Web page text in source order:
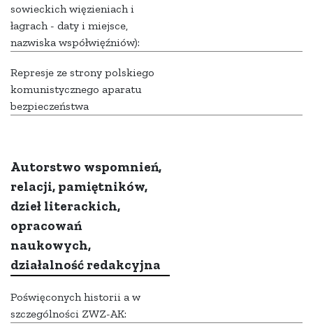
sowieckich więzieniach i
łagrach - daty i miejsce,
nazwiska współwięźniów):
Represje ze strony polskiego
komunistycznego aparatu
bezpieczeństwa
Autorstwo wspomnień,
relacji, pamiętników,
dzieł literackich,
opracowań
naukowych,
działalność redakcyjna
Poświęconych historii a w
szczególności ZWZ-AK: